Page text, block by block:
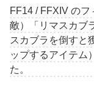
FF14 / FFXIV の
敵）「リマスカブ
スカブラを倒すと
ップするアイテム
た。